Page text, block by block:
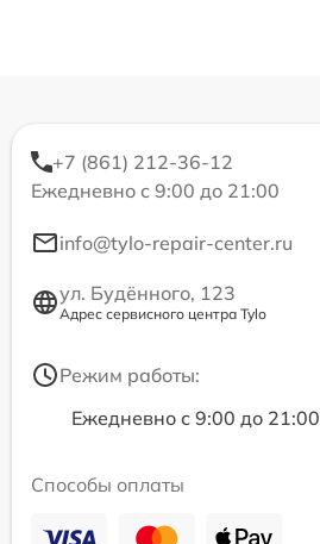
+7 (861) 212-36-12
Ежедневно с 9:00 до 21:00
info@tylo-repair-center.ru
ул. Будённого, 123
Адрес сервисного центра Tylo
Режим работы:
Ежедневно с 9:00 до 21:00
Способы оплаты